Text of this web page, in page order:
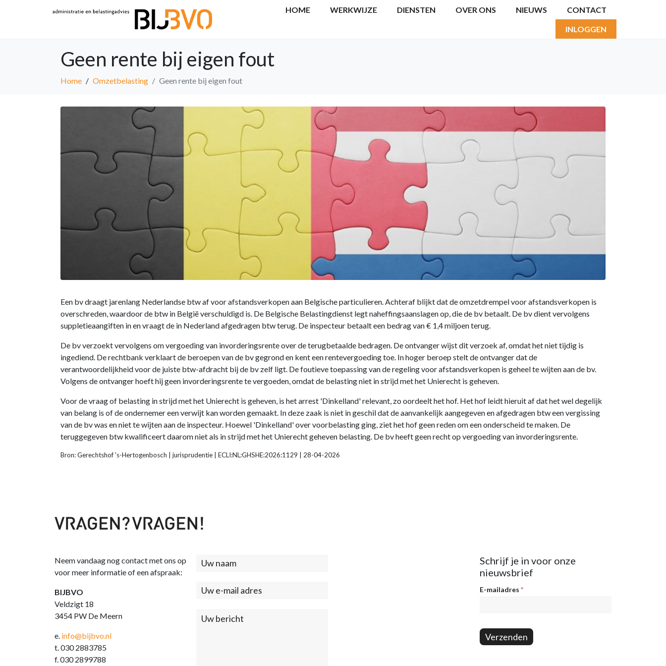
HOME WERKWIJZE DIENSTEN OVER ONS NIEUWS CONTACT
INLOGGEN
Geen rente bij eigen fout
Home Omzetbelasting Geen rente bij eigen fout
Een bv draagt jarenlang Nederlandse btw af voor afstandsverkopen aan Belgische particulieren. Achteraf blijkt dat de omzetdrempel voor afstandsverkopen is
overschreden, waardoor de btw in België verschuldigd is. De Belgische Belastingdienst legt naheffingsaanslagen op, die de bv betaalt. De bv dient vervolgens
suppletieaangiften in en vraagt de in Nederland afgedragen btw terug. De inspecteur betaalt een bedrag van € 1,4 miljoen terug.
De bv verzoekt vervolgens om vergoeding van invorderingsrente over de terugbetaalde bedragen. De ontvanger wijst dit verzoek af, omdat het niet tijdig is
ingediend. De rechtbank verklaart de beroepen van de bv gegrond en kent een rentevergoeding toe. In hoger beroep stelt de ontvanger dat de
verantwoordelijkheid voor de juiste btw-afdracht bij de bv zelf ligt. De foutieve toepassing van de regeling voor afstandsverkopen is geheel te wijten aan de bv.
Volgens de ontvanger hoeft hij geen invorderingsrente te vergoeden, omdat de belasting niet in strijd met het Unierecht is geheven.
Voor de vraag of belasting in strijd met het Unierecht is geheven, is het arrest 'Dinkelland' relevant, zo oordeelt het hof. Het hof leidt hieruit af dat het wel degelijk
van belang is of de ondernemer een verwijt kan worden gemaakt. In deze zaak is niet in geschil dat de aanvankelijk aangegeven en afgedragen btw een vergissing
van de bv was en niet te wijten aan de inspecteur. Hoewel 'Dinkelland' over voorbelasting ging, ziet het hof geen reden om een onderscheid te maken. De
teruggegeven btw kwalificeert daarom niet als in strijd met het Unierecht geheven belasting. De bv heeft geen recht op vergoeding van invorderingsrente.
Bron: Gerechtshof 's-Hertogenbosch | jurisprudentie | ECLI:NL:GHSHE:2026:1129 | 28-04-2026
Neem vandaag nog contact met ons op
voor meer informatie of een afspraak:
BIJBVO
Veldzigt 18
3454 PW De Meern
e. info@bijbvo.nl
t. 030 2883785
f. 030 2899788
Contact
Schrijf je in voor onze
nieuwsbrief
Nieuwsbrief
E-mailadres *
Verzenden